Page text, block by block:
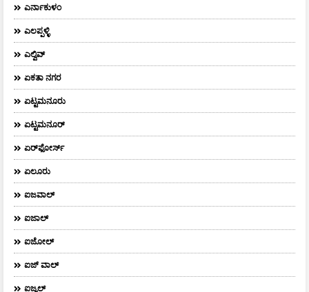
ಎರ್ನಾಕುಳಂ
ಎಲಪ್ಪಳ್ಳಿ
ಎಲ್ವಿವ್
ಏಕತಾ ನಗರ
ಏಟ್ಟಮನೂರು
ಏಟ್ಟಮನೂರ್
ಏರ್‌ಫೋರ್ಸ್‌
ಏಲೂರು
ಐಜವಾಲ್
ಐಜಾಲ್
ಐಜೋಲ್
ಐಜ್ ವಾಲ್
ಐಜ್ವಲ್